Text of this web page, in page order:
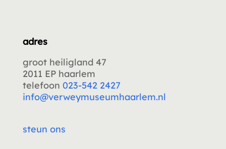
adres
groot heiligland 47
2011 EP haarlem
telefoon 023-542 2427
info@verweymuseumhaarlem.nl
steun ons